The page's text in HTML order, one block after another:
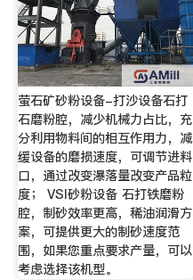
萤石矿砂粉设备-打沙设备石打
石磨粉腔，减少机械力占比，充
分利用物料间的相互作用力，减
缓设备的磨损速度，可调节进料
口，通过改变瀑落量改变产品粒
度； VSI砂粉设备 石打铁磨粉
腔，制砂效率更高，稀油润滑方
案，可提供更大的制砂速度范
围，如果您重点要求产量，可以
考虑选择该机型。